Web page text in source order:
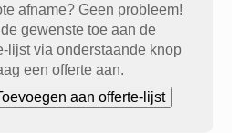
afname? Geen probleem!
gewenste toe aan de
lijst via onderstaande knop
een offerte aan.
aan offerte-lijst